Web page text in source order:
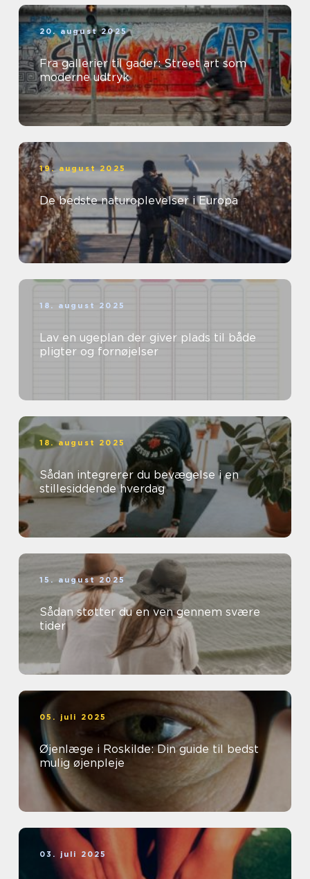
20. august 2025
Fra gallerier til gader: Street art som
moderne udtryk
19. august 2025
De bedste naturoplevelser i Europa
18. august 2025
Lav en ugeplan der giver plads til både
pligter og fornøjelser
18. august 2025
Sådan integrerer du bevægelse i en
stillesiddende hverdag
15. august 2025
Sådan støtter du en ven gennem svære
tider
05. juli 2025
Øjenlæge i Roskilde: Din guide til bedst
mulig øjenpleje
03. juli 2025